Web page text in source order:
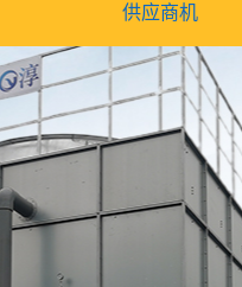
供应商机